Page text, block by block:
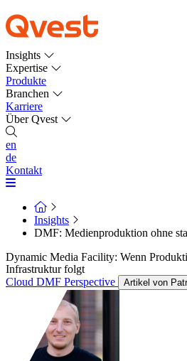
Insights
Expertise
Produkte
Branchen
Karriere
Über Qvest
en
de
Kontakt
Insights
DMF: Medienproduktion ohne
Dynamic Media Facility: Wenn
Infrastruktur folgt
Cloud DMF Perspective Artikel von